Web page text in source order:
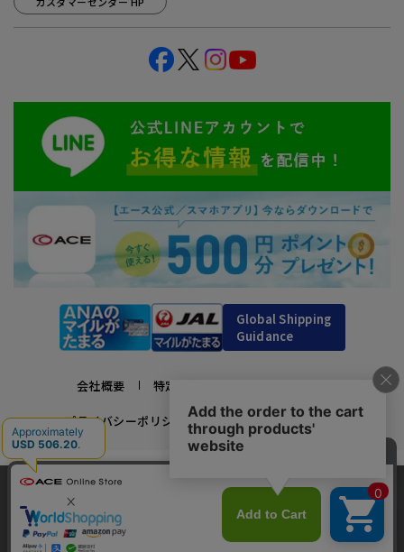
Global Shipping
Guidance
会社概要 特定商取引法に基づく表示
プライバシーポリシー 利用規約 採用情報
かばんの総合メーカー、エース公式サイト
スーツケースビジネスバッグ直営店ならではの豊富なラインナップでご紹介！
充実のアフターサービス・豊富な品揃え・安心のメーカー直営ストア
当サイトでは、サイトの利便性向上のため、クッ
キー(Cookie)を使用しています。クッキーについ
て詳細はこちら
承諾する
最近、12人がこの商品をカートに入れました